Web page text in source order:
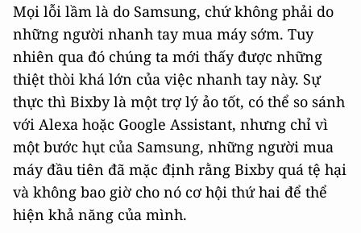
Mọi lỗi lầm là do Samsung, chứ không phải do
những người nhanh tay mua máy sớm. Tuy
nhiên qua đó chúng ta mới thấy được những
thiệt thòi khá lớn của việc nhanh tay này. Sự
thực thì Bixby là một trợ lý ảo tốt, có thể so sánh
với Alexa hoặc Google Assistant, nhưng chỉ vì
một bước hụt của Samsung, những người mua
máy đầu tiên đã mặc định rằng Bixby quá tệ hại
và không bao giờ cho nó cơ hội thứ hai để thể
hiện khả năng của mình.